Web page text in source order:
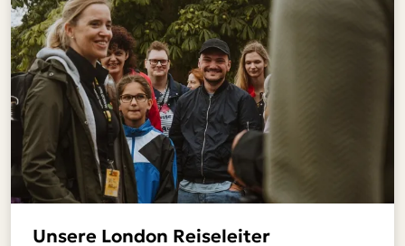
Unsere London Reiseleiter